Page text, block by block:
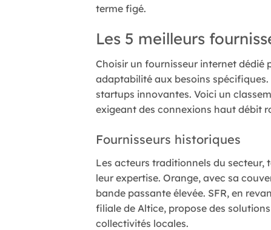
terme figé.
Les 5 meilleurs
Choisir un fournisseur internet dédié
adaptabilité aux besoins
startups innovantes. Voici un
exigeant des connexions haut débit
Fournisseurs historiques
Les acteurs traditionnels du secteur,
leur expertise. Orange, avec sa
bande passante élevée. SFR, en
filiale de Altice, propose des
collectivités locales.